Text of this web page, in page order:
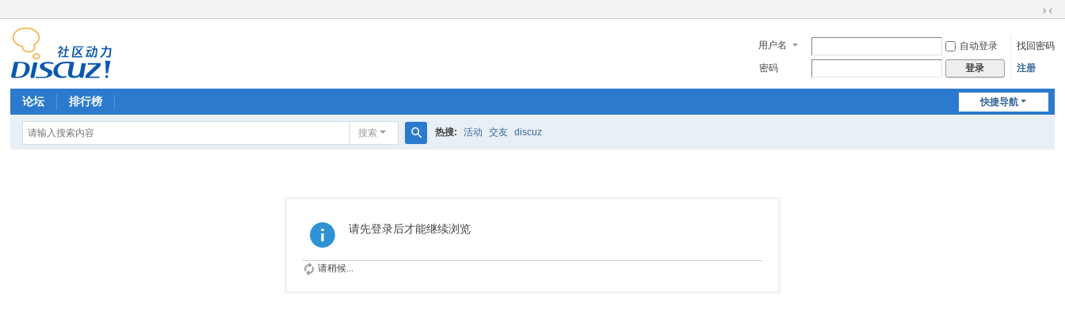
换
到
用户名 自动登录
找回密码
密码
登录 注册
快捷导航
论坛 排行榜
搜索 热搜: 活动 交友 discuz
请先登录后才能继续浏览
请稍候...